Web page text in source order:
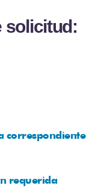
sol icitud :
correspondiente
requerida